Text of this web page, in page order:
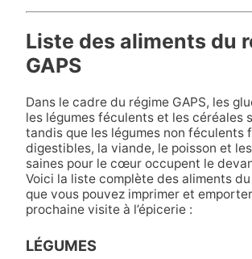
Liste des aliments du
GAPS
Dans le cadre du régime GAPS, les
les légumes féculents et les céréales
tandis que les légumes non féculents
digestibles, la viande, le poisson et
saines pour le cœur occupent le
Voici la liste complète des aliments du
que vous pouvez imprimer et
prochaine visite à l’épicerie :
LÉGUMES